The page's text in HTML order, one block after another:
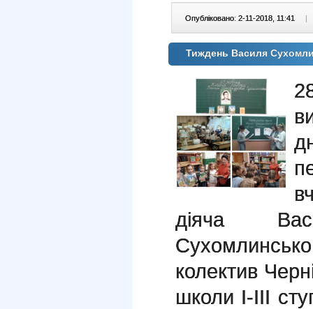
Опубліковано: 2-11-2018, 11:41 |
Тиждень Василя
діяча
колектив
школи І-ІІІ